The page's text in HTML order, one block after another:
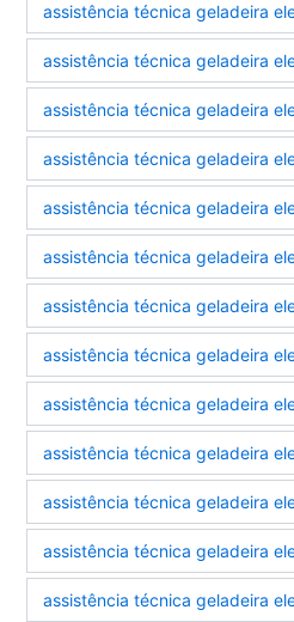
assistência técnica geladeira
assistência técnica geladeira
assistência técnica geladeira
assistência técnica geladeira
assistência técnica geladeira
assistência técnica geladeira
assistência técnica geladeira
assistência técnica geladeira
assistência técnica geladeira
assistência técnica geladeira
assistência técnica geladeira
assistência técnica geladeira
assistência técnica geladeira